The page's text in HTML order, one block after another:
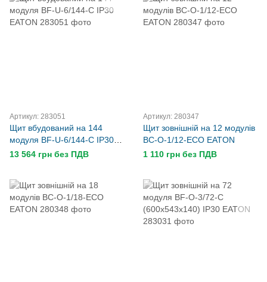
Артикул: 283051
Щит вбудований на 144
модуля BF-U-6/144-C IP30
EATON
13 564 грн без ПДВ
Артикул: 280347
Щит зовнішній на 12 модулів
BC-O-1/12-ECO EATON
1 110 грн без ПДВ